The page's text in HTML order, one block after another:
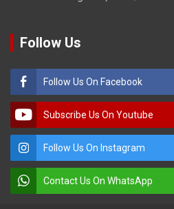
Follow Us
Follow Us On Facebook
Subscribe Us On Youtube
Follow Us On Instagram
Contact Us On WhatsApp